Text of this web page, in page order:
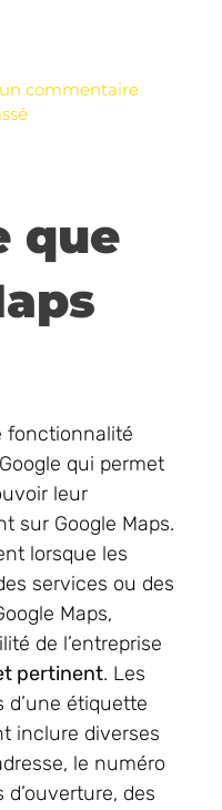
commentaire
que
fonctionnalité
qui permet
leur
sur Google Maps.
lorsque les
services ou des
Maps,
de l’entreprise
pertinent. Les
étiquette
inclure diverses
le numéro
des